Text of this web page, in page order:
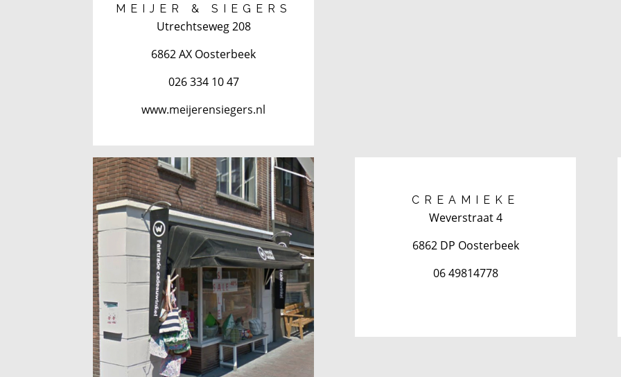
MEIJER & SIEGERS
Utrechtseweg 208
6862 AX Oosterbeek
026 334 10 47
www.meijerensiegers.nl
CREAMIEKE
Weverstraat 4
6862 DP Oosterbeek
06 49814778